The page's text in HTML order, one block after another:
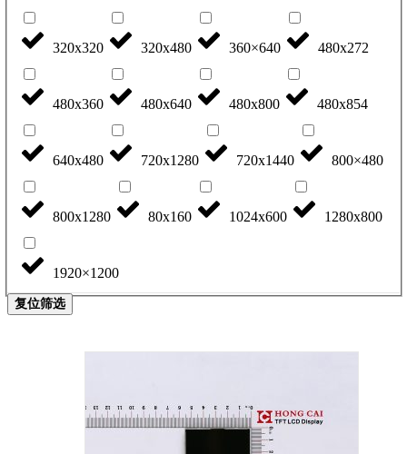
320x320 320x480 360×640 480x272
480x360 480x640 480x800 480x854
640x480 720x1280 720x1440 800×480
800x1280 80x160 1024x600 1280x800
1920×1200
复位筛选